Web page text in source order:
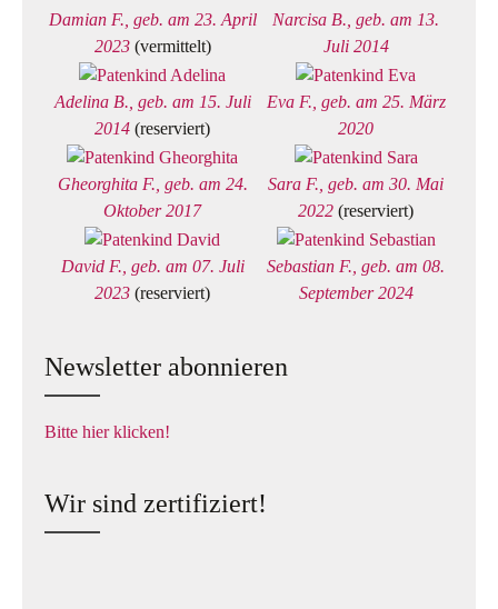
Damian F., geb. am 23. April
2023(vermittelt)
Narcisa B., geb. am 13.
Juli 2014
Adelina B., geb. am 15. Juli
2014 (reserviert)
Eva F., geb. am 25. März
2020
Gheorghita F., geb. am 24.
Oktober 2017
Sara F., geb. am 30. Mai
2022 (reserviert)
David F., geb. am 07. Juli
2023 (reserviert)
Sebastian F., geb. am 08.
September 2024
Newsletter abonnieren
Bitte hier klicken!
Wir sind zertifiziert!